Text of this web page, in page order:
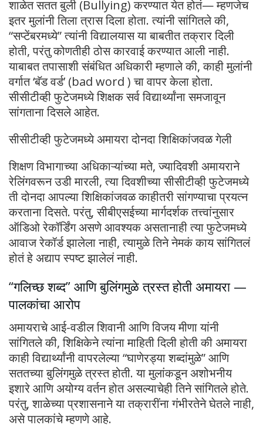
शाळेत सतत बुली (Bullying) करण्यात येत होतं— म्हणजेच
इतर मुलांनी तिला त्रास दिला होता. त्यांनी सांगितले की,
“सप्टेंबरमध्ये” त्यांनी विद्यालयास या बाबतीत तक्रार दिली
होती, परंतु कोणतीही ठोस कारवाई करण्यात आली नाही.
याबाबत तपासाशी संबंधित अधिकारी म्हणाले की, काही मुलांनी
वर्गात ‘बॅड वर्ड’ (bad word ) चा वापर केला होता.
सीसीटीव्ही फुटेजमध्ये शिक्षक सर्व विद्यार्थ्यांना समजावून
सांगताना दिसले आहेत.
सीसीटीव्ही फुटेजमध्ये अमायरा दोनदा शिक्षिकांजवळ गेली
शिक्षण विभागाच्या अधिकाऱ्यांच्या मते, ज्यादिवशी अमायराने
रेलिंगवरून उडी मारली, त्या दिवशीच्या सीसीटीव्ही फुटेजमध्ये
ती दोनदा आपल्या शिक्षिकांजवळ काहीतरी सांगण्याचा प्रयत्न
करताना दिसते. परंतु, सीबीएसईच्या मार्गदर्शक तत्त्वांनुसार
ऑडिओ रेकॉर्डिंग असणे आवश्यक असतानाही त्या फुटेजमध्ये
आवाज रेकॉर्ड झालेला नाही, त्यामुळे तिने नेमकं काय सांगितलं
होतं हे अद्याप स्पष्ट झालेलं नाही.
“गलिच्छ शब्द” आणि बुलिंगमुळे त्रस्त होती अमायरा —
पालकांचा आरोप
अमायराचे आई-वडील शिवानी आणि विजय मीणा यांनी
सांगितले की, शिक्षिकेने त्यांना माहिती दिली होती की अमायरा
काही विद्यार्थ्यांनी वापरलेल्या “घाणेरड्या शब्दांमुळे” आणि
सततच्या बुलिंगमुळे त्रस्त होती. या मुलांकडून अशोभनीय
इशारे आणि अयोग्य वर्तन होत असल्याचेही तिने सांगितले होते.
परंतु, शाळेच्या प्रशासनाने या तक्रारींना गंभीरतेने घेतले नाही,
असे पालकांचे म्हणणे आहे.